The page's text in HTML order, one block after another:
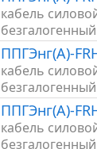
кабель
безгалогенный
ППГЭнг(А)-
кабель
безгалогенный
ППГЭнг(А)-
кабель
безгалогенный